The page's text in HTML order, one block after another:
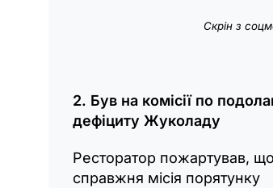
Скрін з
2. Був на комісії по
дефіциту Жуколаду
Ресторатор пожартував,
справжня місія порятунку